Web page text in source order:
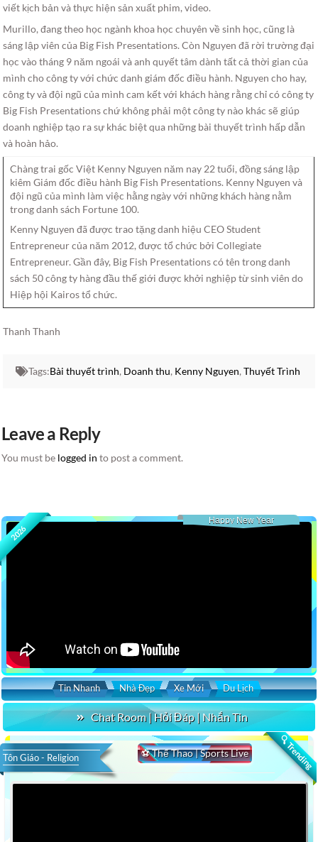
viết kịch bản và thực hiện sản xuất phim, video.
Murillo, đang theo học ngành khoa học chuyên về sinh học, cũng là
sáng lập viên của Big Fish Presentations. Còn Nguyen đã rời trường đại
học vào tháng 9 năm ngoái và anh quyết tâm dành tất cả thời gian của
mình cho công ty với chức danh giám đốc điều hành. Nguyen cho hay,
công ty và đội ngũ của mình cam kết với khách hàng rằng chỉ có công ty
Big Fish Presentations chứ không phải một công ty nào khác sẽ giúp
doanh nghiệp tạo ra sự khác biệt qua những bài thuyết trình hấp dẫn
và hoàn hảo.
Chàng trai gốc Việt Kenny Nguyen năm nay 22 tuổi, đồng sáng lập
kiêm Giám đốc điều hành Big Fish Presentations. Kenny Nguyen và
đội ngũ của mình làm việc hằng ngày với những khách hàng nằm
trong danh sách Fortune 100.
Kenny Nguyen đã được trao tặng danh hiệu CEO Student
Entrepreneur của năm 2012, được tổ chức bởi Collegiate
Entrepreneur. Gần đây, Big Fish Presentations có tên trong danh
sách 50 công ty hàng đầu thế giới được khởi nghiệp từ sinh viên do
Hiệp hội Kairos tổ chức.
Thanh Thanh
Tags:Bài thuyết trình, Doanh thu, Kenny Nguyen, Thuyết Trình
Leave a Reply
You must be logged in to post a comment.
2026
Happy New Year
Tin Nhanh Nhà Đẹp Xe Mới Du Lịch
Chat Room | Hỏi Đáp | Nhắn Tin
🔍 Trending
⚽ Thể Thao | Sports Live
Tôn Giáo - Religion